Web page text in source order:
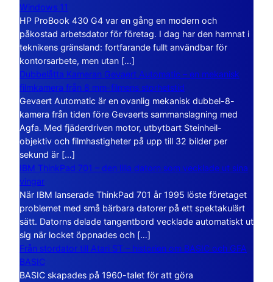
Windows 11
HP ProBook 430 G4 var en gång en modern och
påkostad arbetsdator för företag. I dag har den hamnat i
teknikens gränsland: fortfarande fullt användbar för
kontorsarbete, men utan […]
Dubbelåtta Kameran Gevaert Automatic – en mekanisk
filmkamera från 8 mm-filmens storhetstid
Gevaert Automatic är en ovanlig mekanisk dubbel-8-
kamera från tiden före Gevaerts sammanslagning med
Agfa. Med fjäderdriven motor, utbytbart Steinheil-
objektiv och filmhastigheter på upp till 32 bilder per
sekund är […]
IBM ThinkPad 701 – den lilla datorn som vecklade ut sina
vingar
När IBM lanserade ThinkPad 701 år 1995 löste företaget
problemet med små bärbara datorer på ett spektakulärt
sätt. Datorns delade tangentbord vecklade automatiskt ut
sig när locket öppnades och […]
Från stordator till Atari ST – historien om BASIC och GFA
BASIC
BASIC skapades på 1960-talet för att göra